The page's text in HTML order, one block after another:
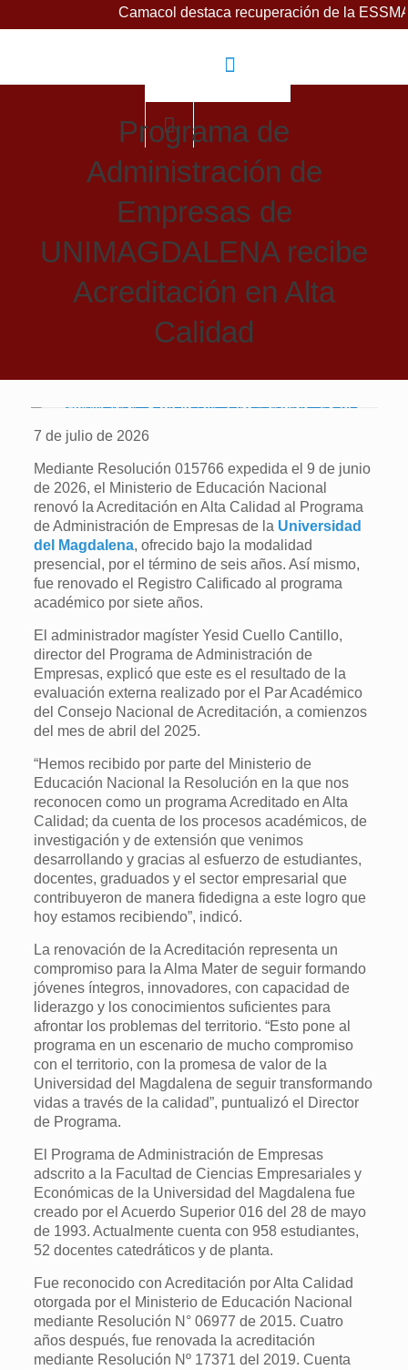
Camacol destaca recuperación de la ESSMAR,
Programa de
Administración de
Empresas de
UNIMAGDALENA recibe
Acreditación en Alta
Calidad
7 de julio de 2026
Mediante Resolución 015766 expedida el 9 de junio
de 2026, el Ministerio de Educación Nacional
renovó la Acreditación en Alta Calidad al Programa
de Administración de Empresas de la Universidad
del Magdalena, ofrecido bajo la modalidad
presencial, por el término de seis años. Así mismo,
fue renovado el Registro Calificado al programa
académico por siete años.
El administrador magíster Yesid Cuello Cantillo,
director del Programa de Administración de
Empresas, explicó que este es el resultado de la
evaluación externa realizado por el Par Académico
del Consejo Nacional de Acreditación, a comienzos
del mes de abril del 2025.
“Hemos recibido por parte del Ministerio de
Educación Nacional la Resolución en la que nos
reconocen como un programa Acreditado en Alta
Calidad; da cuenta de los procesos académicos, de
investigación y de extensión que venimos
desarrollando y gracias al esfuerzo de estudiantes,
docentes, graduados y el sector empresarial que
contribuyeron de manera fidedigna a este logro que
hoy estamos recibiendo”, indicó.
La renovación de la Acreditación representa un
compromiso para la Alma Mater de seguir formando
jóvenes íntegros, innovadores, con capacidad de
liderazgo y los conocimientos suficientes para
afrontar los problemas del territorio. “Esto pone al
programa en un escenario de mucho compromiso
con el territorio, con la promesa de valor de la
Universidad del Magdalena de seguir transformando
vidas a través de la calidad”, puntualizó el Director
de Programa.
El Programa de Administración de Empresas
adscrito a la Facultad de Ciencias Empresariales y
Económicas de la Universidad del Magdalena fue
creado por el Acuerdo Superior 016 del 28 de mayo
de 1993. Actualmente cuenta con 958 estudiantes,
52 docentes catedráticos y de planta.
Fue reconocido con Acreditación por Alta Calidad
otorgada por el Ministerio de Educación Nacional
mediante Resolución N° 06977 de 2015. Cuatro
años después, fue renovada la acreditación
mediante Resolución Nº 17371 del 2019. Cuenta